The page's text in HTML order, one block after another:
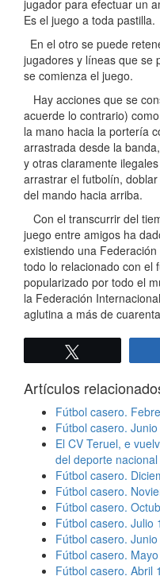
jugador para efectuar un
Es el juego a toda pastilla.
En el otro se puede
jugadores y líneas que se
se comienza el juego.
Hay acciones que se
acuerde lo contrario)
la mano hacia la portería
arrastrada desde la
y otras claramente
arrastrar el futbolín,
del mando hacia arriba.
Con el transcurrir del
juego entre amigos ha
existiendo una
todo lo relacionado con el
popularizado por todo el
la Federación
aglutina a más de
Artículos
Fútbol casero.
Fútbol casero. Junio
El CV Teruel, e
del deporte nacional
Fútbol casero.
Fútbol casero.
Fútbol casero.
Fútbol casero. Julio
Fútbol casero.
Fútbol casero.
Fútbol casero. Abril